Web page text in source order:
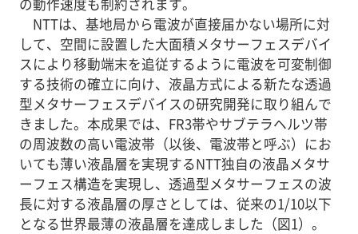
NTTは、基地局から電波が直接届かない場所に対
して、空間に設置した大面積メタサーフェスデバイ
スにより移動端末を追従するように電波を可変制御
する技術の確立に向け、液晶方式による新たな透過
型メタサーフェスデバイスの研究開発に取り組んで
きました。本成果では、FR3帯やサブテラヘルツ帯
の周波数の高い電波帯（以後、電波帯と呼ぶ）にお
いても薄い液晶層を実現するNTT独自の液晶メタサ
ーフェス構造を実現し、透過型メタサーフェスの波
長に対する液晶層の厚さとしては、従来の1/10以下
となる世界最薄の液晶層を達成しました（図1）。